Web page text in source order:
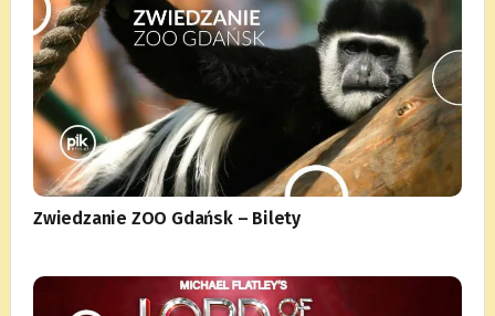
Zwiedzanie ZOO Gdańsk – Bilety